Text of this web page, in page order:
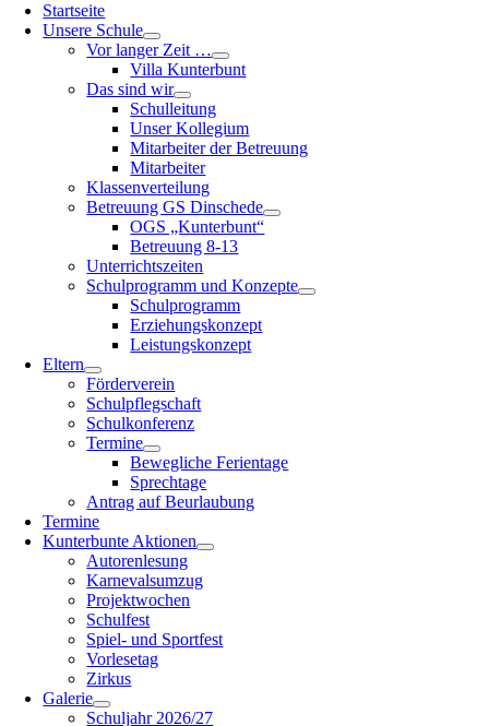
Startseite
Unsere Schule
Vor langer Zeit …
Villa Kunterbunt
Das sind wir
Schulleitung
Unser Kollegium
Mitarbeiter der Betreuung
Mitarbeiter
Klassenverteilung
Betreuung GS Dinschede
OGS „Kunterbunt“
Betreuung 8-13
Unterrichtszeiten
Schulprogramm und Konzepte
Schulprogramm
Erziehungskonzept
Leistungskonzept
Eltern
Förderverein
Schulpflegschaft
Schulkonferenz
Termine
Bewegliche Ferientage
Sprechtage
Antrag auf Beurlaubung
Termine
Kunterbunte Aktionen
Autorenlesung
Karnevalsumzug
Projektwochen
Schulfest
Spiel- und Sportfest
Vorlesetag
Zirkus
Galerie
Schuljahr 2026/27